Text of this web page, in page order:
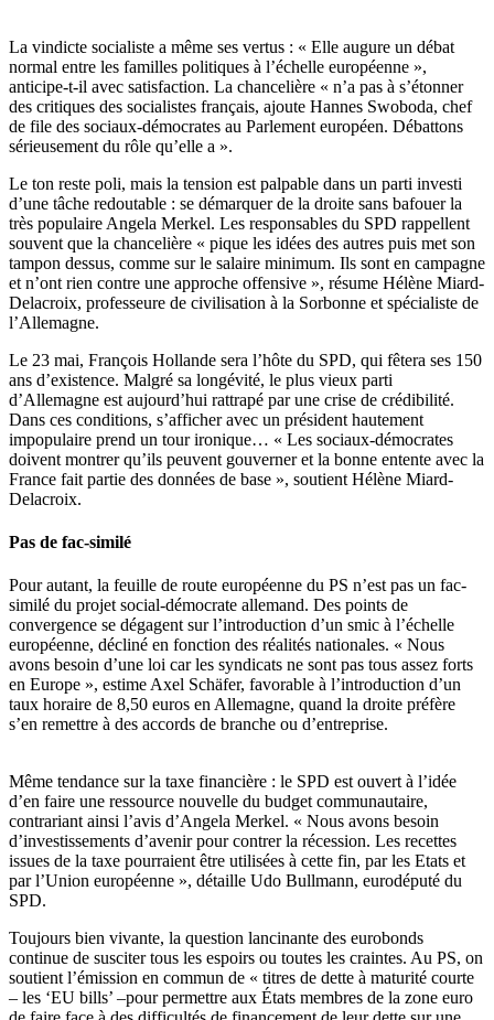
La vindicte socialiste a même ses vertus : « Elle augure un débat
normal entre les familles politiques à l’échelle européenne »,
anticipe-t-il avec satisfaction. La chancelière « n’a pas à s’étonner
des critiques des socialistes français, ajoute Hannes Swoboda, chef
de file des sociaux-démocrates au Parlement européen. Débattons
sérieusement du rôle qu’elle a ».
Le ton reste poli, mais la tension est palpable dans un parti investi
d’une tâche redoutable : se démarquer de la droite sans bafouer la
très populaire Angela Merkel. Les responsables du SPD rappellent
souvent que la chancelière « pique les idées des autres puis met son
tampon dessus, comme sur le salaire minimum. Ils sont en campagne
et n’ont rien contre une approche offensive », résume Hélène Miard-
Delacroix, professeure de civilisation à la Sorbonne et spécialiste de
l’Allemagne.
Le 23 mai, François Hollande sera l’hôte du SPD, qui fêtera ses 150
ans d’existence. Malgré sa longévité, le plus vieux parti
d’Allemagne est aujourd’hui rattrapé par une crise de crédibilité.
Dans ces conditions, s’afficher avec un président hautement
impopulaire prend un tour ironique… « Les sociaux-démocrates
doivent montrer qu’ils peuvent gouverner et la bonne entente avec la
France fait partie des données de base », soutient Hélène Miard-
Delacroix.
Pas de fac-similé
Pour autant, la feuille de route européenne du PS n’est pas un fac-
similé du projet social-démocrate allemand. Des points de
convergence se dégagent sur l’introduction d’un smic à l’échelle
européenne, décliné en fonction des réalités nationales. « Nous
avons besoin d’une loi car les syndicats ne sont pas tous assez forts
en Europe », estime Axel Schäfer, favorable à l’introduction d’un
taux horaire de 8,50 euros en Allemagne, quand la droite préfère
s’en remettre à des accords de branche ou d’entreprise.
Même tendance sur la taxe financière : le SPD est ouvert à l’idée
d’en faire une ressource nouvelle du budget communautaire,
contrariant ainsi l’avis d’Angela Merkel. « Nous avons besoin
d’investissements d’avenir pour contrer la récession. Les recettes
issues de la taxe pourraient être utilisées à cette fin, par les Etats et
par l’Union européenne », détaille Udo Bullmann, eurodéputé du
SPD.
Toujours bien vivante, la question lancinante des eurobonds
continue de susciter tous les espoirs ou toutes les craintes. Au PS, on
soutient l’émission en commun de « titres de dette à maturité courte
– les ‘EU bills’ –pour permettre aux États membres de la zone euro